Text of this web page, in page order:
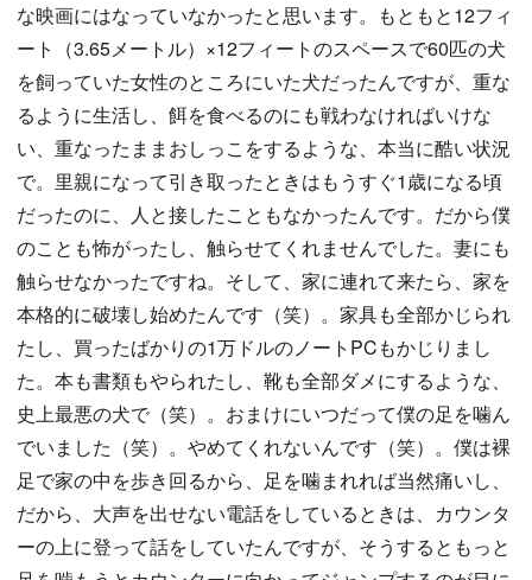
な映画にはなっていなかったと思います。もともと12フィ
ート（3.65メートル）×12フィートのスペースで60匹の犬
を飼っていた女性のところにいた犬だったんですが、重な
るように生活し、餌を食べるのにも戦わなければいけな
い、重なったままおしっこをするような、本当に酷い状況
で。里親になって引き取ったときはもうすぐ1歳になる頃
だったのに、人と接したこともなかったんです。だから僕
のことも怖がったし、触らせてくれませんでした。妻にも
触らせなかったですね。そして、家に連れて来たら、家を
本格的に破壊し始めたんです（笑）。家具も全部かじられ
たし、買ったばかりの1万ドルのノートPCもかじりまし
た。本も書類もやられたし、靴も全部ダメにするような、
史上最悪の犬で（笑）。おまけにいつだって僕の足を噛ん
でいました（笑）。やめてくれないんです（笑）。僕は裸
足で家の中を歩き回るから、足を噛まれれば当然痛いし、
だから、大声を出せない電話をしているときは、カウンタ
ーの上に登って話をしていたんですが、そうするともっと